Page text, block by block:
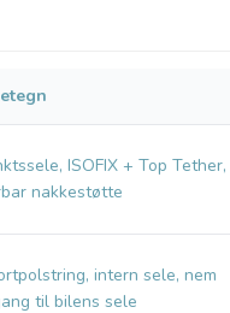
ISOFIX + Top Tether,
nakkestøtte
intern sele, nem
til bilens sele